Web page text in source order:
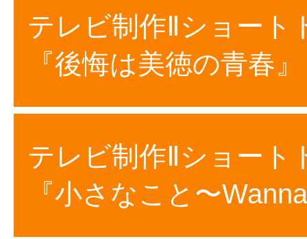
テレビ制作Ⅱショート
『後悔は美徳の青春』
テレビ制作Ⅱショート
『小さなこと〜